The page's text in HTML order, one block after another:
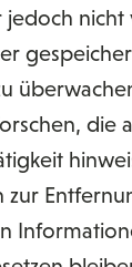
jedoch
die
zur